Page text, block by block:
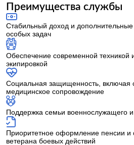
Преимущества службы
Стабильный доход и
особых задач
Обеспечение современной техникой
экипировкой
Социальная защищенность, включая
медицинское сопровождение
Поддержка семьи военнослужащего и
Приоритетное оформление пенсии и
ветерана боевых действий